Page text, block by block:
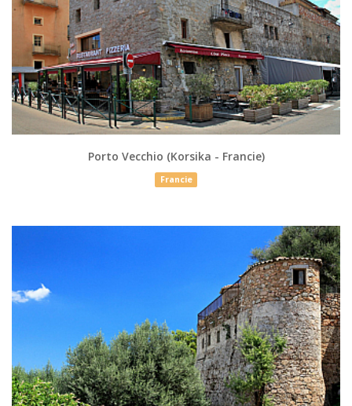
Porto Vecchio (Korsika - Francie)
Francie